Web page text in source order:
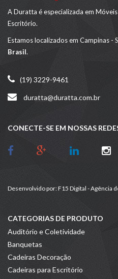
A Duratta é especializada em
Escritório.
Estamos localizados em Campinas -
Brasil.
(19) 3229-9461
duratta@duratta.com.br
CONECTE-SE EM NOSSAS
Desenvolvido por:F15 Digital - Agência
CATEGORIAS DE PRODUTO
Auditório e Coletividade
Banquetas
Cadeiras Decoração
Cadeiras para Escritório